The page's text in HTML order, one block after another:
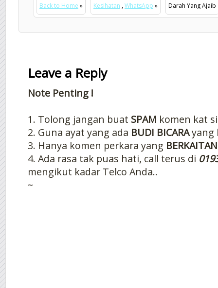
Back to Home » Kesihatan ,WhatsApp » Darah Yang Ajaib
Leave a Reply
Note Penting !
1. Tolong jangan buat SPAM komen kat
2. Guna ayat yang ada BUDI BICARAyang
3. Hanya komen perkara yang BERKAITAN
4. Ada rasa tak puas hati, call terus di
mengikut kadar Telco Anda..
~